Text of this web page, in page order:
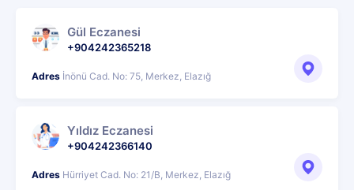
Gül Eczanesi
+904242365218
Adres İnönü Cad. No: 75, Merkez, Elazığ
Yıldız Eczanesi
+904242366140
Adres Hürriyet Cad. No: 21/B, Merkez, Elazığ